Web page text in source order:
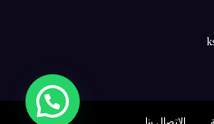
الإتصال بنا